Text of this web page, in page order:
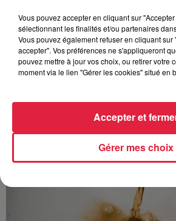
À découvrir également
Vous pouvez accepter en cliquant sur
sélectionnant les finalités et/ou partenaires
Vous pouvez également refuser en cliquant sur
accepter". Vos préférences ne s'appliqueront
pouvez mettre à jour vos choix, ou retirer votre
moment via le lien "Gérer les cookies" situé en
Gérer mes choix
Accepter et